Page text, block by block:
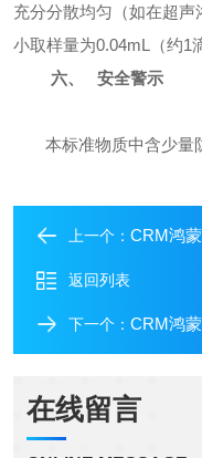
充分分散均匀（如在超声
小取样量为0.04mL （约1
六、
安全警示
本标准物质中含少量
上一个： CRM鸿蒙
返回列表
下一个： CRM鸿
在线留言